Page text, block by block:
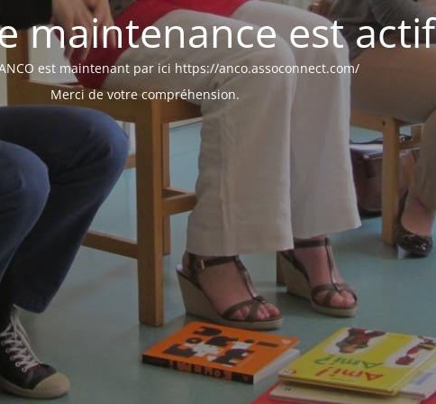
maintenance est actif
est maintenant par ici https://anco.assoconnect.com/
Merci de votre compréhension.